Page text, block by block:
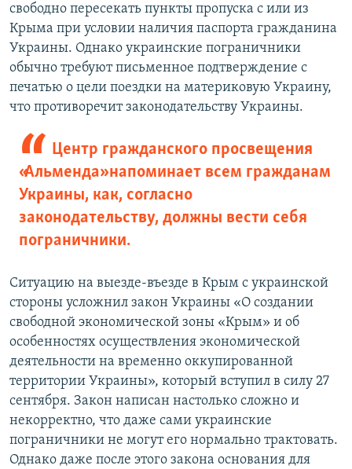
свободно пересекать пункты пропуска с или из
Крыма при условии наличия паспорта гражданина
Украины. Однако украинские пограничники
обычно требуют письменное подтверждение с
печатью о цели поездки на материковую Украину,
что противоречит законодательству Украины.
Центр гражданского просвещения
«Альменда» напоминает всем гражданам
Украины, как, согласно
законодательству, должны вести себя
пограничники.
Ситуацию на выезде-въезде в Крым с украинской
стороны усложнил закон Украины «О создании
свободной экономической зоны «Крым» и об
особенностях осуществления экономической
деятельности на временно оккупированной
территории Украины», который вступил в силу 27
сентября. Закон написан настолько сложно и
некорректно, что даже сами украинские
пограничники не могут его нормально трактовать.
Однако даже после этого закона основания для